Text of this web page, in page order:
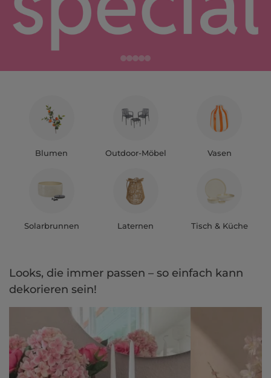
Blumen Outdoor-Möbel Vasen
Solarbrunnen Laternen Tisch & Küche
Looks, die immer passen – so einfach kann
dekorieren sein!